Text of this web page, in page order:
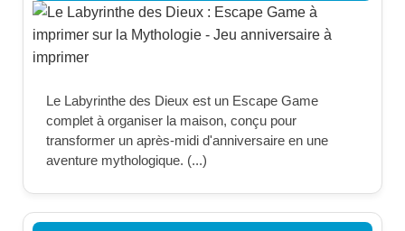
Le Labyrinthe des Dieux est un Escape Game
complet à organiser la maison, conçu pour
transformer un après-midi d'anniversaire en une
aventure mythologique. (...)